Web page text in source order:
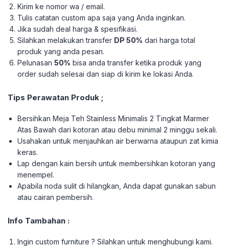
Kirim ke nomor wa / email.
Tulis catatan custom apa saja yang Anda inginkan.
Jika sudah deal harga & spesifikasi.
Silahkan melakukan transfer DP 50% dari harga total
produk yang anda pesan.
Pelunasan50% bisa anda transfer ketika produk yang
order sudah selesai dan siap di kirim ke lokasi Anda.
Tips Perawatan Produk ;
Bersihkan Meja Teh Stainless Minimalis 2 Tingkat Marmer
Atas Bawah dari kotoran atau debu minimal 2 minggu sekali.
Usahakan untuk menjauhkan air berwarna ataupun zat kimia
keras.
Lap dengan kain bersih untuk membersihkan kotoran yang
menempel.
Apabila noda sulit di hilangkan, Anda dapat gunakan sabun
atau cairan pembersih.
Info Tambahan :
Ingin custom furniture ? Silahkan untuk menghubungi kami.